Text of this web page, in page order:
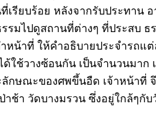
เรียบร้อย หลังจากรับประทาน อ
รมไปดูสถานที่ต่างๆ ที่ประสบ
หน้าที่ ให้คำอธิบายประจำรถแ
ใช้วางซ้อนกัน เป็นจำนวนมาก
ลักษณะของศพขึ้นอืด เจ้าหน้าที่
าช้า วัดบางมรวน ซึ่งอยู่ใกล้ๆกั